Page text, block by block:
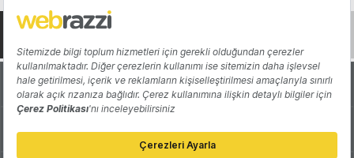
Hakkında Yazarlar
Katkıda Bulun Reklam